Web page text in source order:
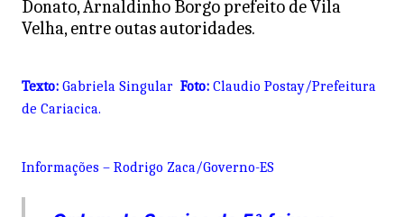
k
Donato, Arnaldinho Borgo prefeito de Vila
Velha, entre outas autoridades.
Texto: Gabriela Singular Foto: Claudio Postay/Prefeitura
de Cariacica.
Informações – Rodrigo Zaca/Governo-ES